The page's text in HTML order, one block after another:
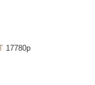
17780p